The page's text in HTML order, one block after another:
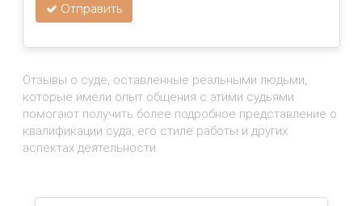
Отправить
Отзывы о суде, оставленные реальными людьми,
которые имели опыт общения с этими судьями
помогают получить более подробное представление о
квалификации суда, его стиле работы и других
аспектах деятельности.